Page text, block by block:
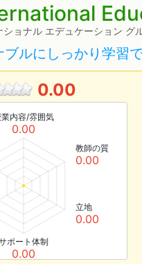
ショナル エデュケーション グ
ルにしっかり学習
0.00
内容/雰囲気
0.00
教師の質
0.00
立地
0.00
ポート体制
0.00